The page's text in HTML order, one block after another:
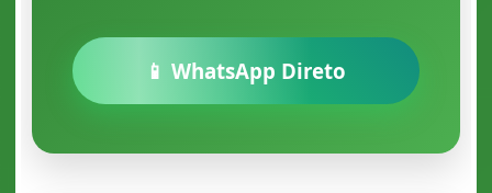
📱 WhatsApp Direto